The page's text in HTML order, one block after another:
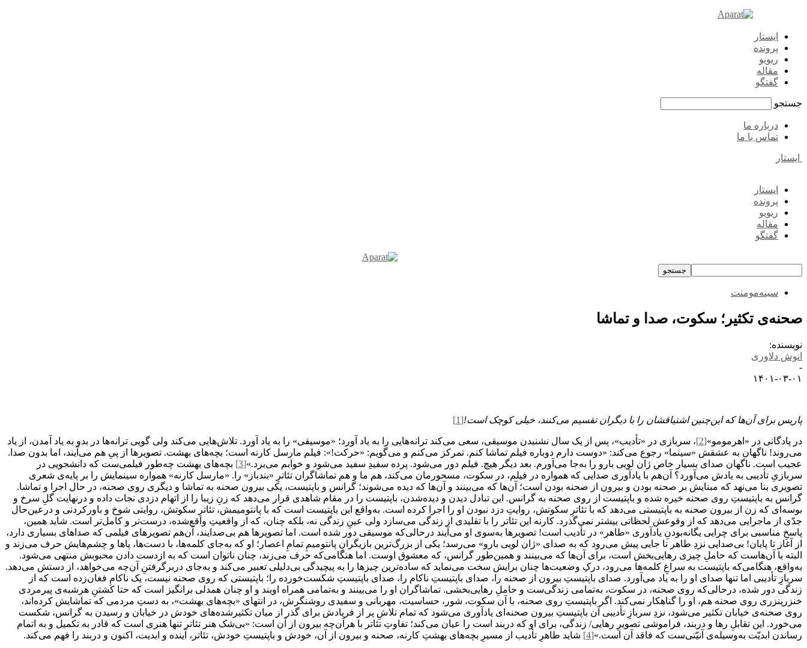
ایستار
پرونده
ریویو
مقاله
گفتگو
جستجو
درباره ما
تماس با ما
ایستار
ایستار
پرونده
ریویو
مقاله
گفتگو
سینه‌مومنت
صحنه‌ی تکثیر؛ سکوت، صدا و تماشا
نویسنده:
انوش دلاوری
-
۱۴۰۱-۰۳-۰۱
پاریس برای آن‌ها که این‌چنین اشتیاقشان را با دیگران تقسیم می‌کنند، خیلی کوچک است![1]
در پادگانی در «اهرمومو»[2]
، سربازی در «تأدیب»، پس از یک سال نشنیدن موسیقی، سعی می‌کند ترانه‌هایی را به یاد آورد؛ «موسیقی» را به یاد آورد. تلاش‌هایی می‌کند ولی گویی ترانه‌ها در بدو به یاد آمدن، از یاد
می‌روند! ناگهان به عشقش «سینما» رجوع می‌کند: «دوست دارم دوباره فیلم تماشا کنم. تمرکز می‌کنم و می‌گویم: «حرکت!»: فیلم مارسل کارنه است؛ بچه‌های بهشت. تصویرها از پیِ هم می‌آیند، اما بدون صدا.
عجیب است. ناگهان صدای بسیار خاص ژان لویی بارو را به‌جا می‌آورم. بعد دیگر هیچ. فیلم دور می‌شود. پرده سفیدِ سفید می‌شود و خوابم می‌برد.»[3]
بچه‌های بهشت چه‌طور فیلمی‌ست که دانشجویی در
سربازیِ تأدیبی به یادش می‌آورد؟ آن‌هم با یادآوری صدایی که همواره در فیلم، در سکوت، مسحورمان می‌کند، هم ما و هم تماشاگران تئاترِ «بندباز» را. «مارسل کارنه» همواره سینمایش را بر پایه‌ی شعری
تصویری بنا می‌نهد که مبنایش بر صحنه بودن و بیرون از صحنه بودن است؛ آن‌ها که می‌بینند و آن‌ها که دیده می‌شوند؛ گرانس و باپتیست، یکی بیرون صحنه به تماشا و دیگری روی صحنه، در حال اجرا و تماشا.
گرانس به باپتیستِ روی صحنه خیره شده و باپتیست از روی صحنه به گرانس. این تبادل دیدن و دیده‌شدن، باپتیست را در مقام شاهدی قرار می‌دهد که زنِ زیبا را از اتهام دزدی نجات داده و درنهایت گلِ سرخ و
بوسه‌ای که زن از بیرون صحنه به باپتیستی می‌دهد که با تئاترِ سکوتش، روایتِ دزد نبودن او را اجرا کرده است. به‌واقع این باپتیست است که با پانتومیمش، تئاترِ سکوتش، روایتی شوخ و باورکردنی و درعین‌حال
جدّی از ماجرایی می‌دهد که از وقوعش لحظاتی بیشتر نمی‌گذرد. کارنه این تئاتر را با تقلیدی از زندگی می‌سازد ولی عینِ زندگی نه، بلکه چنان، که از واقعیتِ واقع‌شده، درست‌تر و کامل‌تر است. شاید همین،
پاسخِ مناسبی برای چرایی یگانه‌بودنِ یادآوری «طاهر» در تأدیب است! تصویرها به‌سوی او می‌آیند درحالی‌که موسیقی دور شده است. اما تصویرها هم بی‌صدایند، آن‌هم تصویرهای فیلمی که صداهای بسیاری دارد،
از آغاز تا پایان! بی‌صدایی نزدِ طاهر تا جایی پیش می‌رود که به صدای «ژان لویی بارو» می‌رسد؛ یکی از بزرگ‌ترین بازیگرانِ پانتومیمِ تمامِ اعصار؛ او که به‌جای کلمه‌ها، با دست‌ها، پاها و چشم‌هایش حرف می‌زند و
البته با آن‌هاست که حاملِ چیزی رهایی‌بخش است، برای آن‌ها که می‌بینند و همین‌طور گرانس، که معشوق اوست. اما هنگامی‌که حرف می‌زند، چنان ناتوان است که به ازدست دادن محبوبش منتهی می‌شود.
به‌واقع، هنگامی‌که باپتیست به سراغِ کلمه‌ها می‌رود، درکِ وضعیت‌ها چنان برایش سخت می‌نماید که ساده‌ترین چیزها را به پیچیدگی بی‌دلیلی تعبیر می‌کند و به‌جای دربرگرفتنِ آن‌چه می‌خواهد، از دستش می‌دهد.
سربازِ تأدیبی اما تنها صدای او را به یاد می‌آورد. صدای باپتیستِ بیرون از صحنه را، صدای باپتیستِ ناکام را، صدای باپتیستِ شکست‌خورده را؛ باپتیستی که روی صحنه نیست، یک ناکامِ فغان‌زده است که از
زندگی دور شده، درحالی‌که روی صحنه، در سکوت، به‌تمامی زندگی‌ست و حاملِ رهایی‌بخشی. تماشاگران او را می‌بینند و به‌تمامی همراه اویند و او چنان همدلی برانگیز است که حتا کشتنِ هرشبه‌ی پیرمردی
خنزرپنزری روی صحنه هم، او را گناهکار نمی‌کند. اگر باپتیستِ روی صحنه‌، با آن سکوت، شور، حساسیت، مهربانی و سفیدی روشنگرش، در انتهای «بچه‌های بهشت»، به دستِ مردمی که تماشایش کرده‌اند،
روی صحنه‌ی خیابان تکثیر می‌شود، نزدِ سربازِ تأدیبی آن باپتیستِ بیرون صحنه‌ای یادآوری می‌شود که تمام تلاشِ پر از فریادش برای گذر از میان تکثیرشده‌های خودش در خیابان و رسیدن به گرانس، شکست
می‌خورد. این تقابلِ رها و دربند، فراموشی تصویرِ رهایی/ زندگی، برای او که دربند است را عیان می‌کند؛ تفاوتِ تئاتر با هرآن‌چه بیرون از آن است: «بی‌شک هنر تئاتر تنها هنری‌ است که قادر به تکمیل و به اتمام
رساندن ابدیّت به‌وسیله‌ی آنیّتی‌ست که فاقد آن است.»[4] شاید طاهرِ تأدیب از مسیرِ بچه‌های بهشتِ کارنه، صحنه و بیرون از آن، خودش و باپتیستِ خودش، تئاتر، آینده و ابدیت، اکنون و دربند را فهم می‌کند.‌